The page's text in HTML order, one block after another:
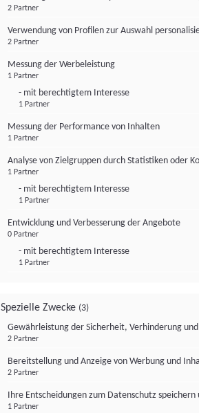
2 Partner
Verwendung von Profilen zur Auswahl
2 Partner
Messung der Werbeleistung
1 Partner
- mit berechtigtem Interesse
1 Partner
Messung der Performance von Inhalten
1 Partner
Analyse von Zielgruppen durch Statistiken oder
1 Partner
- mit berechtigtem Interesse
1 Partner
Entwicklung und Verbesserung der Angebote
0 Partner
- mit berechtigtem Interesse
1 Partner
Spezielle Zwecke (3)
Gewährleistung der Sicherheit, Verhinderung
2 Partner
Bereitstellung und Anzeige von Werbung und
2 Partner
Ihre Entscheidungen zum Datenschutz
1 Partner